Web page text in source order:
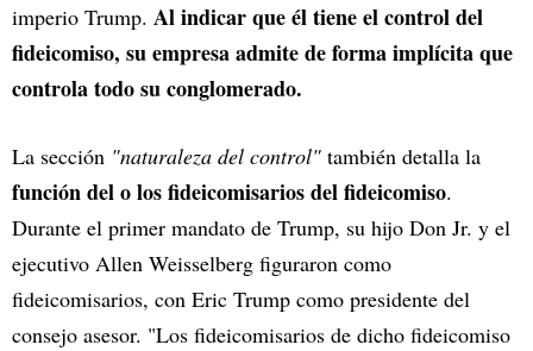
imperio Trump. Al indicar que él tiene el control del
fideicomiso, su empresa admite de forma implícita que
controla todo su conglomerado.
La sección "naturaleza del control" también detalla la
función del o los fideicomisarios del fideicomiso.
Durante el primer mandato de Trump, su hijo Don Jr. y el
ejecutivo Allen Weisselberg figuraron como
fideicomisarios, con Eric Trump como presidente del
consejo asesor. "Los fideicomisarios de dicho fideicomiso